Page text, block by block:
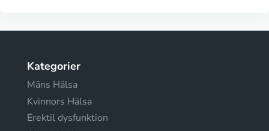
Kategorier
Mäns Hälsa
Kvinnors Hälsa
Erektil dysfunktion